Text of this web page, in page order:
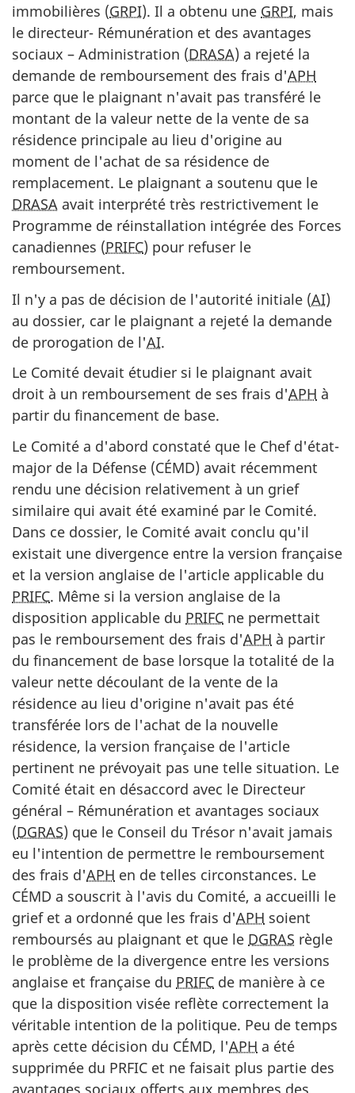
immobilières (GRPI). Il a obtenu une GRPI, mais
le directeur- Rémunération et des avantages
sociaux – Administration (DRASA) a rejeté la
demande de remboursement des frais d'APH
parce que le plaignant n'avait pas transféré le
montant de la valeur nette de la vente de sa
résidence principale au lieu d'origine au
moment de l'achat de sa résidence de
remplacement. Le plaignant a soutenu que le
DRASA avait interprété très restrictivement le
Programme de réinstallation intégrée des Forces
canadiennes (PRIFC) pour refuser le
remboursement.
Il n'y a pas de décision de l'autorité initiale (AI)
au dossier, car le plaignant a rejeté la demande
de prorogation de l'AI.
Le Comité devait étudier si le plaignant avait
droit à un remboursement de ses frais d'APH à
partir du financement de base.
Le Comité a d'abord constaté que le Chef d'état-
major de la Défense (CÉMD) avait récemment
rendu une décision relativement à un grief
similaire qui avait été examiné par le Comité.
Dans ce dossier, le Comité avait conclu qu'il
existait une divergence entre la version française
et la version anglaise de l'article applicable du
PRIFC. Même si la version anglaise de la
disposition applicable du PRIFC ne permettait
pas le remboursement des frais d'APH à partir
du financement de base lorsque la totalité de la
valeur nette découlant de la vente de la
résidence au lieu d'origine n'avait pas été
transférée lors de l'achat de la nouvelle
résidence, la version française de l'article
pertinent ne prévoyait pas une telle situation. Le
Comité était en désaccord avec le Directeur
général – Rémunération et avantages sociaux
(DGRAS) que le Conseil du Trésor n'avait jamais
eu l'intention de permettre le remboursement
des frais d'APH en de telles circonstances. Le
CÉMD a souscrit à l'avis du Comité, a accueilli le
grief et a ordonné que les frais d'APH soient
remboursés au plaignant et que le DGRAS règle
le problème de la divergence entre les versions
anglaise et française du PRIFC de manière à ce
que la disposition visée reflète correctement la
véritable intention de la politique. Peu de temps
après cette décision du CÉMD, l'APH a été
supprimée du PRFIC et ne faisait plus partie des
avantages sociaux offerts aux membres des